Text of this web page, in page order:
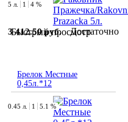
Быстрый просмотр
5 л. 1 4 %
3 412.50 руб. Достаточно
Брелок Местные
0,45л.*12
0.45 л. 1 5.1 %